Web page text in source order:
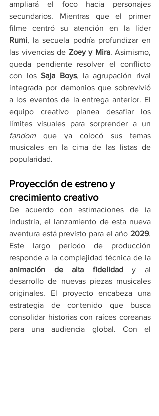
ampliará el foco hacia personajes
secundarios. Mientras que el primer
Rumi, la secuela podría profundizar en
las vivencias de Zoey y Mira. Asimismo,
queda pendiente resolver el conflicto
con los Saja Boys, la agrupación rival
integrada por demonios que sobrevivió
a los eventos de la entrega anterior. El
equipo creativo planea desafiar los
fandom que ya colocó sus temas
musicales en la cima de las listas de
popularidad.
Proyección de estreno y
crecimiento creativo
De acuerdo con estimaciones de la
industria, el lanzamiento de esta nueva
aventura está previsto para el año 2029.
Este largo periodo de producción
animación de alta fidelidad y al
desarrollo de nuevas piezas musicales
originales. El proyecto encabeza una
estrategia de contenido que busca
consolidar historias con raíces coreanas
para una audiencia global. Con el